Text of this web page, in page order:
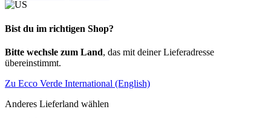
Bist du im richtigen Shop?
Bitte wechsle zum Land, das mit deiner Lieferadresse
übereinstimmt.
Zu Ecco Verde International (English)
Anderes Lieferland wählen